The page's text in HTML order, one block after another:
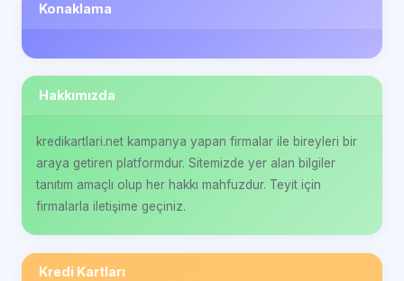
Konaklama
Hakkımızda
kredikartlari.net kampanya yapan firmalar ile bireyleri bir
araya getiren platformdur. Sitemizde yer alan bilgiler
tanıtım amaçlı olup her hakkı mahfuzdur. Teyit için
firmalarla iletişime geçiniz.
Kredi Kartları